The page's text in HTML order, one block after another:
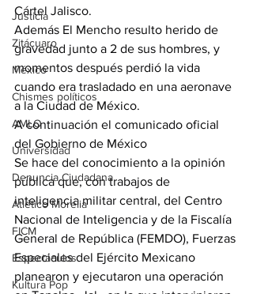
Justicia
Zitácuaro
México
Chismes políticos
AMLO
Universidad
Denuncia Ciudadana
Atlético Morelia
FICM
Espectáculos
Kultura Pop
Cártel Jalisco.
Además El Mencho resulto herido de
gravedad junto a 2 de sus hombres, y
momentos después perdió la vida
cuando era trasladado en una aeronave
a la Ciudad de México.
A continuación el comunicado oficial
del Gobierno de México
Se hace del conocimiento a la opinión
pública que, con trabajos de
inteligencia militar central, del Centro
Nacional de Inteligencia y de la Fiscalía
General de República (FEMDO), Fuerzas
Especiales del Ejército Mexicano
planearon y ejecutaron una operación